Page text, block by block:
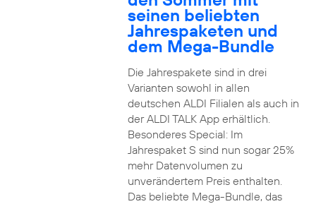
seinen beliebten
Jahrespaketen und
dem Mega-Bundle
Die Jahrespakete sind in drei
Varianten sowohl in allen
deutschen ALDI Filialen als auch in
der ALDI TALK App erhältlich.
Besonderes Special: Im
Jahrespaket S sind nun sogar 25%
mehr Datenvolumen zu
unverändertem Preis enthalten.
Das beliebte Mega-Bundle, das